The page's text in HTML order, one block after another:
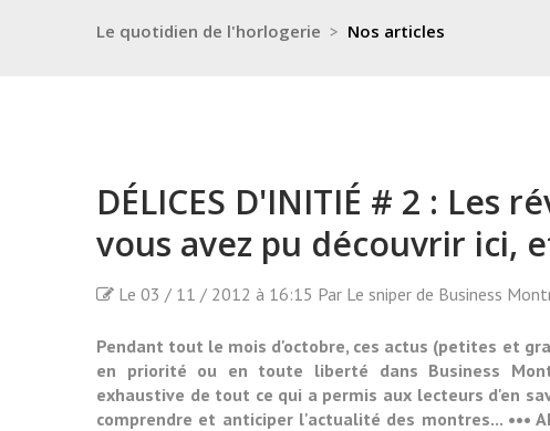
Le quotidien de l'horlogerie > Nos articles
DÉLICES D'INITIÉ # 2 : Les
vous avez pu découvrir ici,
Le 03 / 11 / 2012 à 16:15 Par Le sniper de Business
Pendant tout le mois d'octobre, ces actus (petites et
en priorité ou en toute liberté dans Business
exhaustive de tout ce qui a permis aux lecteurs d'en
comprendre et anticiper l'actualité des montres... •••